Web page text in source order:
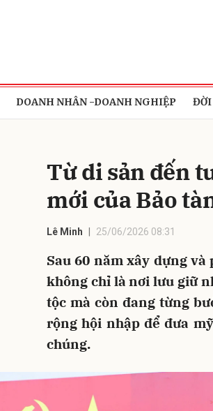
DOANH NHÂN -DOANH NGHIỆP ĐỜI
Từ di sản đến
mới của Bảo
Lê Minh 25/06/2026 08:31
Sau 60 năm xây dựng
không chỉ là nơi lưu giữ
tộc mà còn đang từng
rộng hội nhập để đưa
chúng.